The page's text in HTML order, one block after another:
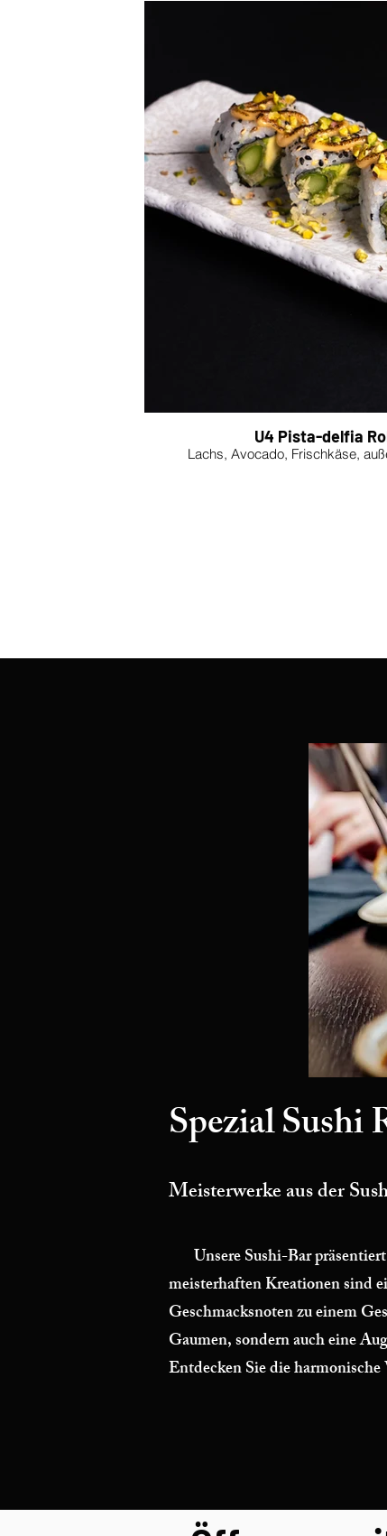
U4 Pista-delfia
Lachs, Avocado, Frischkäse,
Spezial Sushi
Meisterwerke aus der
Unsere Sushi-Bar
meisterhaften Kreationen sind
Geschmacksnoten zu einem
Gaumen, sondern auch eine
Entdecken Sie die